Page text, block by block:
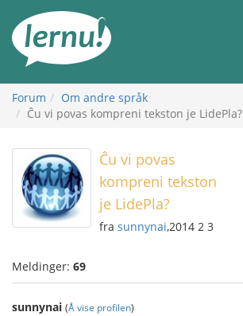
innholdet
Forum
Om andre språk
Ĉu vi povas kompreni tekston je LidePla?
Ĉu vi povas
kompreni tekston
je LidePla?
fra sunnynai,2014 2 3
Meldinger: 69
sunnynai (Å vise profilen)